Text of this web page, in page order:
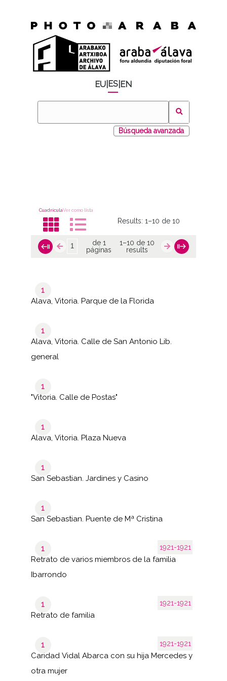
EU ES EN
Búsqueda avanzada
CuadrículaVer como lista
Results:1–10 de 10
de 1
páginas
1–10 de 10
results
1
Alava, Vitoria. Parque de la Florida
1
Alava, Vitoria. Calle de San Antonio Lib.
general
1
"Vitoria. Calle de Postas"
1
Alava, Vitoria. Plaza Nueva
1
San Sebastian. Jardines y Casino
1
San Sebastian. Puente de Mª Cristina
1921-1921
1
Retrato de varios miembros de la familia
Ibarrondo
1921-1921
1
Retrato de familia
1921-1921
1
Caridad Vidal Abarca con su hija Mercedes y
otra mujer